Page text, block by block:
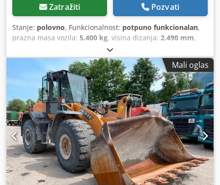
Zatražiti Pozvati
Stanje: polovno, Funkcionalnost: potpuno funkcionalan,
prazna masa vozila: 5.400 kg, visina dizanja: 2.490 mm,
, radni sati:
dužina:5.550 mm, građevinska visina:2.500 mm, tip
Diesel Motor, radna širina:1.950 mm, Ostalo
Kategorija brzine: 25 Tehničko stanje: normalno
Dsdpewlxgaofx Afvsck Stanje baterije: normalno
Mali oglas